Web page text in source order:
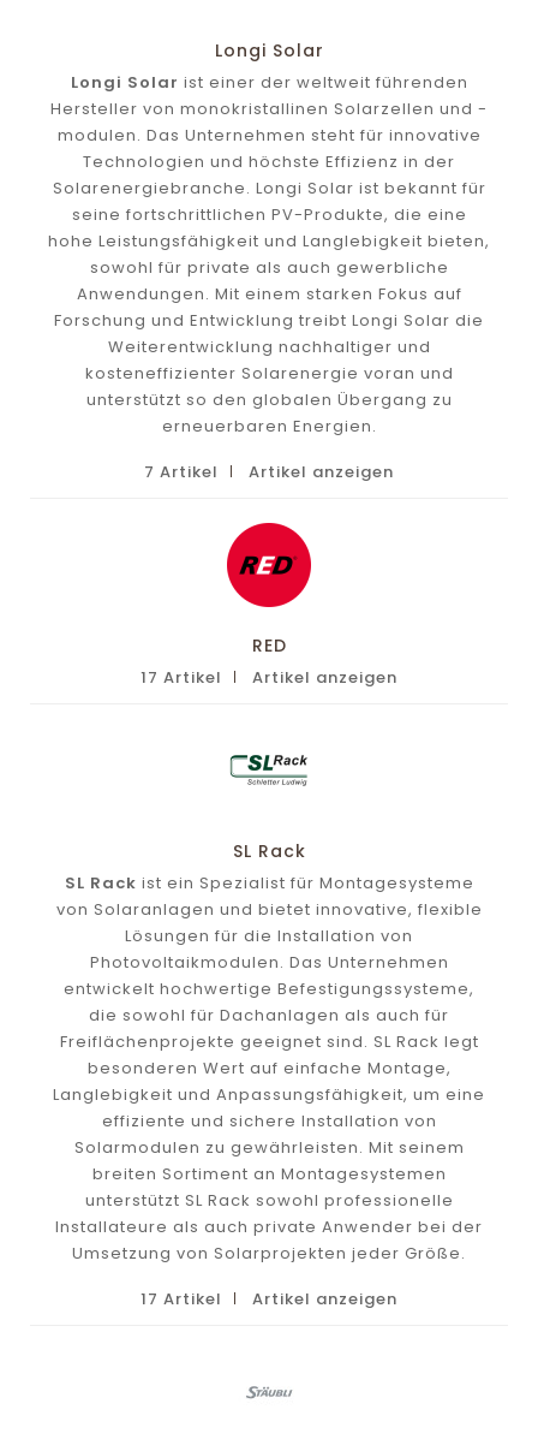
Longi Solar
Longi Solar ist einer der weltweit führenden
Hersteller von monokristallinen Solarzellen und -
modulen. Das Unternehmen steht für innovative
Technologien und höchste Effizienz in der
Solarenergiebranche. Longi Solar ist bekannt für
seine fortschrittlichen PV-Produkte, die eine
hohe Leistungsfähigkeit und Langlebigkeit bieten,
sowohl für private als auch gewerbliche
Anwendungen. Mit einem starken Fokus auf
Forschung und Entwicklung treibt Longi Solar die
Weiterentwicklung nachhaltiger und
kosteneffizienter Solarenergie voran und
unterstützt so den globalen Übergang zu
erneuerbaren Energien.
7 Artikel
Artikel anzeigen
RED
17 Artikel Artikel anzeigen
SL Rack
SL Rack ist ein Spezialist für Montagesysteme
von Solaranlagen und bietet innovative, flexible
Lösungen für die Installation von
Photovoltaikmodulen. Das Unternehmen
entwickelt hochwertige Befestigungssysteme,
die sowohl für Dachanlagen als auch für
Freiflächenprojekte geeignet sind. SL Rack legt
besonderen Wert auf einfache Montage,
Langlebigkeit und Anpassungsfähigkeit, um eine
effiziente und sichere Installation von
Solarmodulen zu gewährleisten. Mit seinem
breiten Sortiment an Montagesystemen
unterstützt SL Rack sowohl professionelle
Installateure als auch private Anwender bei der
Umsetzung von Solarprojekten jeder Größe.
17 Artikel
Artikel anzeigen